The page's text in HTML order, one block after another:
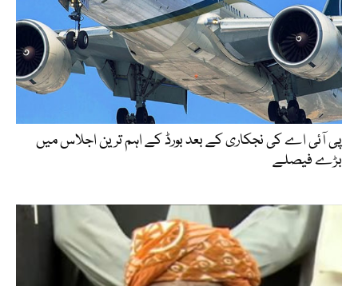
پی آئی اے کی نجکاری کے بعد بورڈ کے اہم ترین اجلاس میں
بڑے فیصلے